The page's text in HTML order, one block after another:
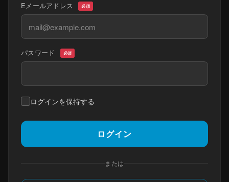
Eメールアドレス 必須
パスワード 必須
ログインを保持する
ログイン
または